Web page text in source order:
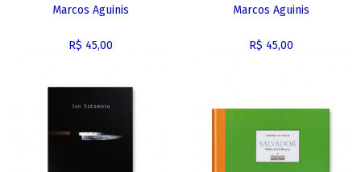
Marcos Aguinis
R$ 45,00
Marcos Aguinis
R$ 45,00